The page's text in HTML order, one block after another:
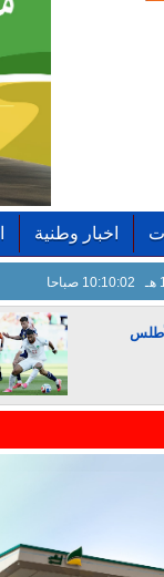
اخبار وطنية
10:10:03 صباحا